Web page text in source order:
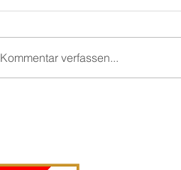
Kommentar verfassen...